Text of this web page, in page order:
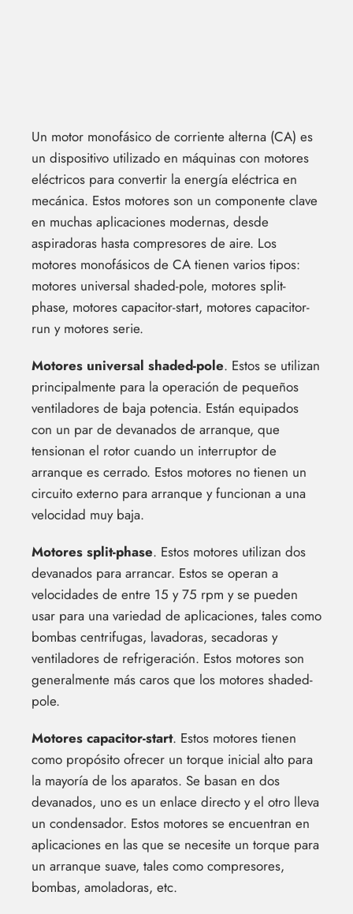
Un motor monofásico de corriente alterna (CA) es
un dispositivo utilizado en máquinas con motores
eléctricos para convertir la energía eléctrica en
mecánica. Estos motores son un componente clave
en muchas aplicaciones modernas, desde
aspiradoras hasta compresores de aire. Los
motores monofásicos de CA tienen varios tipos:
motores universal shaded-pole, motores split-
phase, motores capacitor-start, motores capacitor-
run y motores serie.
Motores universal shaded-pole. Estos se utilizan
principalmente para la operación de pequeños
ventiladores de baja potencia. Están equipados
con un par de devanados de arranque, que
tensionan el rotor cuando un interruptor de
arranque es cerrado. Estos motores no tienen un
circuito externo para arranque y funcionan a una
velocidad muy baja.
Motores split-phase. Estos motores utilizan dos
devanados para arrancar. Estos se operan a
velocidades de entre 15 y 75 rpm y se pueden
usar para una variedad de aplicaciones, tales como
bombas centrifugas, lavadoras, secadoras y
ventiladores de refrigeración. Estos motores son
generalmente más caros que los motores shaded-
pole.
Motores capacitor-start. Estos motores tienen
como propósito ofrecer un torque inicial alto para
la mayoría de los aparatos. Se basan en dos
devanados, uno es un enlace directo y el otro lleva
un condensador. Estos motores se encuentran en
aplicaciones en las que se necesite un torque para
un arranque suave, tales como compresores,
bombas, amoladoras, etc.